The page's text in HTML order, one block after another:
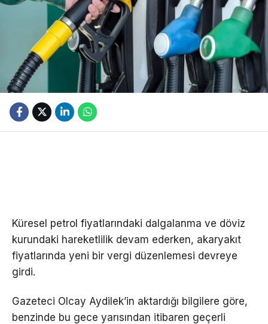
Küresel petrol fiyatlarındaki dalgalanma ve döviz
kurundaki hareketlilik devam ederken, akaryakıt
fiyatlarında yeni bir vergi düzenlemesi devreye
girdi.
Gazeteci Olcay Aydilek’in aktardığı bilgilere göre,
benzinde bu gece yarısından itibaren geçerli